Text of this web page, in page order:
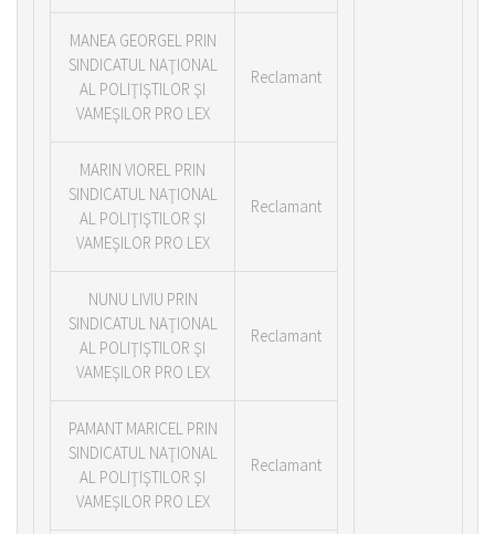
MANEA GEORGEL PRIN
SINDICATUL NAŢIONAL
AL POLIŢIŞTILOR ŞI
VAMEŞILOR PRO LEX
Reclamant
MARIN VIOREL PRIN
SINDICATUL NAŢIONAL
AL POLIŢIŞTILOR ŞI
VAMEŞILOR PRO LEX
Reclamant
NUNU LIVIU PRIN
SINDICATUL NAŢIONAL
AL POLIŢIŞTILOR ŞI
VAMEŞILOR PRO LEX
Reclamant
PAMANT MARICEL PRIN
SINDICATUL NAŢIONAL
AL POLIŢIŞTILOR ŞI
VAMEŞILOR PRO LEX
Reclamant